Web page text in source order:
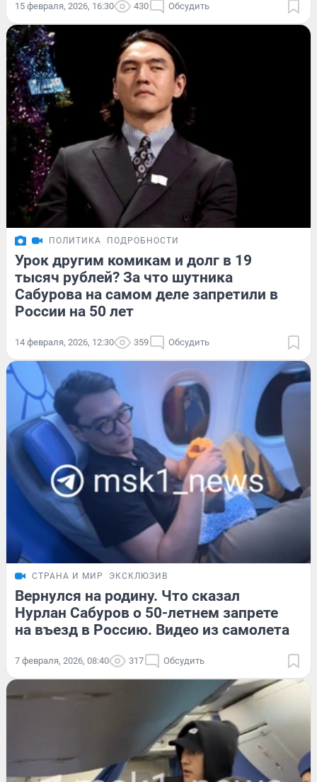
15 февраля, 2026, 16:30 430 Обсудить
ПОЛИТИКА ПОДРОБНОСТИ
Урок другим комикам и долг в 19
тысяч рублей? За что шутника
Сабурова на самом деле запретили в
России на 50 лет
14 февраля, 2026, 12:30 359 Обсудить
СТРАНА И МИР ЭКСКЛЮЗИВ
Вернулся на родину. Что сказал
Нурлан Сабуров о 50-летнем запрете
на въезд в Россию. Видео из самолета
7 февраля, 2026, 08:40 317 Обсудить